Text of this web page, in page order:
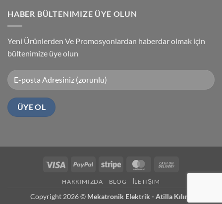
HABER BÜLTENIMIZE ÜYE OLUN
Yeni Ürünlerden Ve Promosyonlardan haberdar olmak için
bültenimize üye olun
Visa PayPal Stripe MasterCard
HAKKIMIZDA BLOG İLETIŞIM
Copyright 2026 © Mekatronik Elektrik - Atilla Kılınç